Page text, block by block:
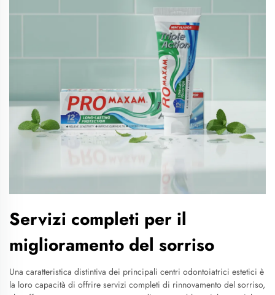
Servizi completi per il
miglioramento del sorriso
Una caratteristica distintiva dei principali centri odontoiatrici estetici è
la loro capacità di offrire servizi completi di rinnovamento del sorriso,